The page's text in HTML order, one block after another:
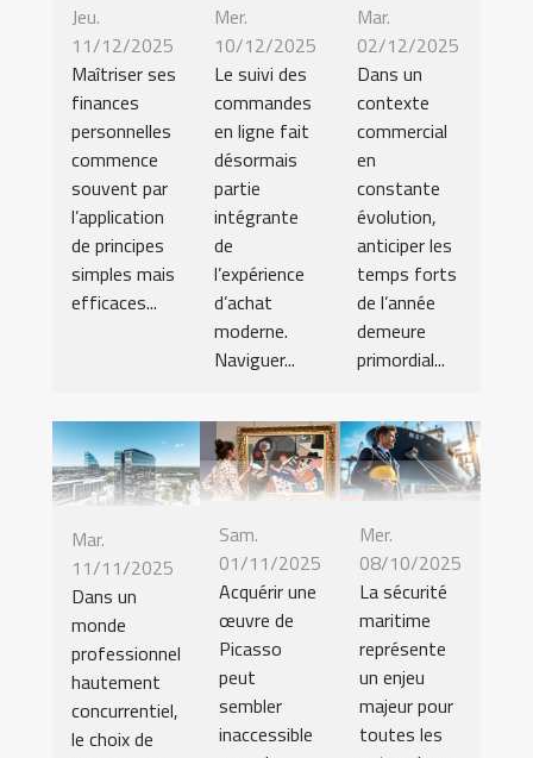
Jeu.
11/12/2025
Maîtriser ses
finances
personnelles
commence
souvent par
l’application
de principes
simples mais
efficaces...
Mer.
10/12/2025
Le suivi des
commandes
en ligne fait
désormais
partie
intégrante
de
l’expérience
d’achat
moderne.
Naviguer...
Mar.
02/12/2025
Dans un
contexte
commercial
en
constante
évolution,
anticiper les
temps forts
de l’année
demeure
primordial...
Mar.
11/11/2025
Dans un
monde
professionnel
hautement
concurrentiel,
le choix de
Sam.
01/11/2025
Acquérir une
œuvre de
Picasso
peut
sembler
inaccessible
Mer.
08/10/2025
La sécurité
maritime
représente
un enjeu
majeur pour
toutes les